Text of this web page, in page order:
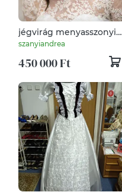
jégvirág menyasszonyi
ruha
szanyiandrea
450 000 Ft